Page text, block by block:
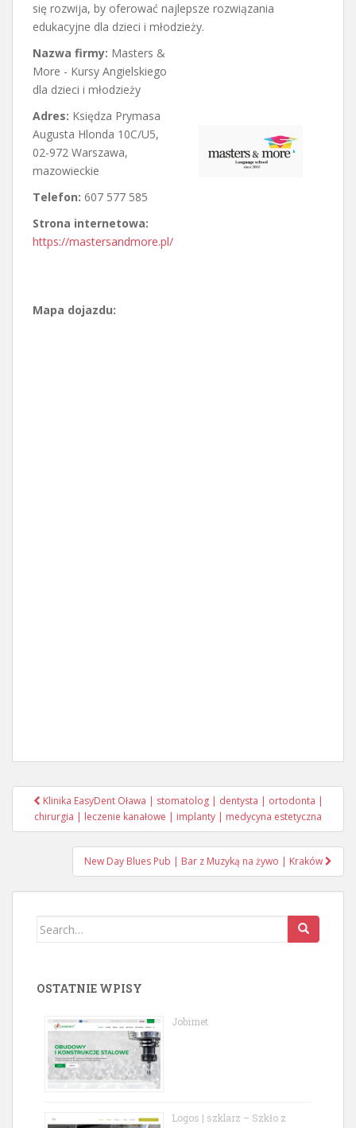
się rozwija, by oferować najlepsze rozwiązania
edukacyjne dla dzieci i młodzieży.
Nazwa firmy: Masters &
More - Kursy Angielskiego
dla dzieci i młodzieży
Adres: Księdza Prymasa
Augusta Hlonda 10C/U5,
02-972 Warszawa,
mazowieckie
Telefon: 607 577 585
Strona internetowa:
https://mastersandmore.pl/
Mapa dojazdu:
Post
navigation
Klinika EasyDent Oława | stomatolog | dentysta | ortodonta |
chirurgia | leczenie kanałowe | implanty | medycyna estetyczna
New Day Blues Pub | Bar z Muzyką na żywo | Kraków
Search
OSTATNIE WPISY
Jobimet
Logos | szklarz – Szkło z